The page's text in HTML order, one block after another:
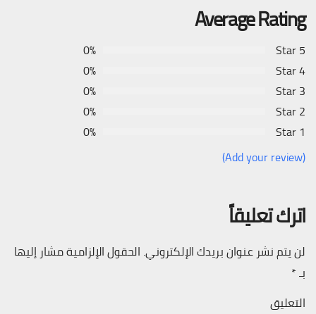
Average Rating
5 Star
0%
4 Star
0%
3 Star
0%
2 Star
0%
1 Star
0%
(Add your review)
اترك تعليقاً
لن يتم نشر عنوان بريدك الإلكتروني. الحقول الإلزامية مشار إليها
بـ*
التعليق